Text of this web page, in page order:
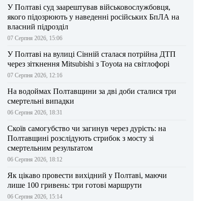
У Полтаві суд заарештував військовослужбовця,
якого підозрюють у наведенні російських БпЛА на
власний підрозділ
07 Серпня 2026, 15:06
У Полтаві на вулиці Сінній сталася потрійна ДТП
через зіткнення Mitsubishi з Toyota на світлофорі
07 Серпня 2026, 12:16
На водоймах Полтавщини за дві доби сталися три
смертельні випадки
06 Серпня 2026, 18:31
Скоїв самогубство чи загинув через дурість: на
Полтавщині розслідують стрибок з мосту зі
смертельним результатом
06 Серпня 2026, 18:12
Як цікаво провести вихідний у Полтаві, маючи
лише 100 гривень: три готові маршрути
06 Серпня 2026, 15:14